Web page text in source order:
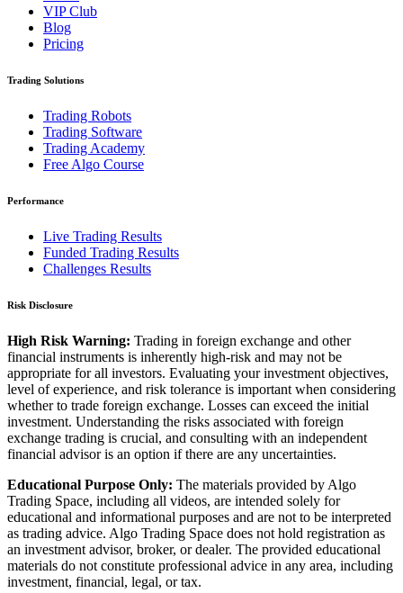
VIP Club
Blog
Pricing
Trading Solutions
Trading Robots
Trading Software
Trading Academy
Free Algo Course
Performance
Live Trading Results
Funded Trading Results
Challenges Results
Risk Disclosure
High Risk Warning: Trading in foreign exchange and other
financial instruments is inherently high-risk and may not be
appropriate for all investors. Evaluating your investment objectives,
level of experience, and risk tolerance is important when considering
whether to trade foreign exchange. Losses can exceed the initial
investment. Understanding the risks associated with foreign
exchange trading is crucial, and consulting with an independent
financial advisor is an option if there are any uncertainties.
Educational Purpose Only: The materials provided by Algo
Trading Space, including all videos, are intended solely for
educational and informational purposes and are not to be interpreted
as trading advice. Algo Trading Space does not hold registration as
an investment advisor, broker, or dealer. The provided educational
materials do not constitute professional advice in any area, including
investment, financial, legal, or tax.